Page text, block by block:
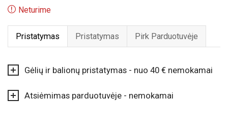
Neturime
Pristatymas Pristatymas Pirk Parduotuvėje
Gėlių ir balionų pristatymas - nuo 40 € nemokamai
Atsiėmimas parduotuvėje - nemokamai